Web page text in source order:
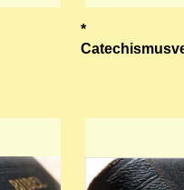
*